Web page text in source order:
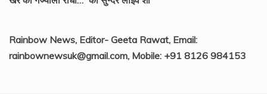
Rainbow News, Editor- Geeta Rawat, Email:
rainbownewsuk@gmail.com, Mobile: +91 8126 984153